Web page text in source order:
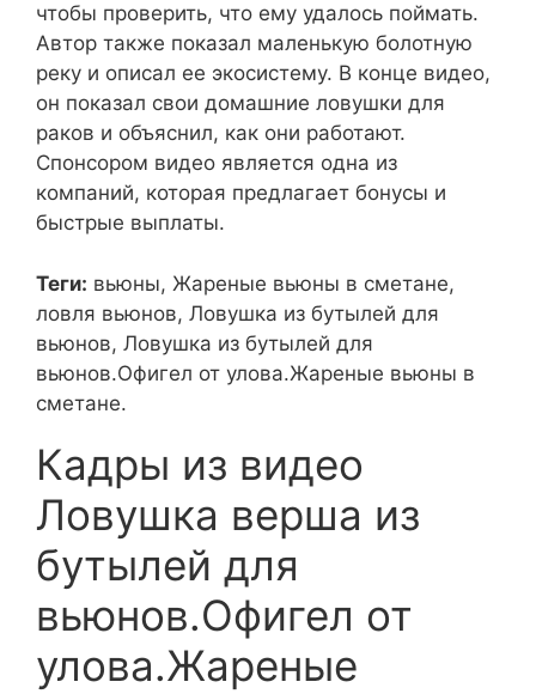
чтобы проверить, что ему удалось поймать.
Автор также показал маленькую болотную
реку и описал ее экосистему. В конце видео,
он показал свои домашние ловушки для
раков и объяснил, как они работают.
Спонсором видео является одна из
компаний, которая предлагает бонусы и
быстрые выплаты.
Теги: вьюны, Жареные вьюны в сметане,
ловля вьюнов, Ловушка из бутылей для
вьюнов, Ловушка из бутылей для
вьюнов.Офигел от улова.Жареные вьюны в
сметане.
Кадры из видео
Ловушка верша из
бутылей для
вьюнов.Офигел от
улова.Жареные